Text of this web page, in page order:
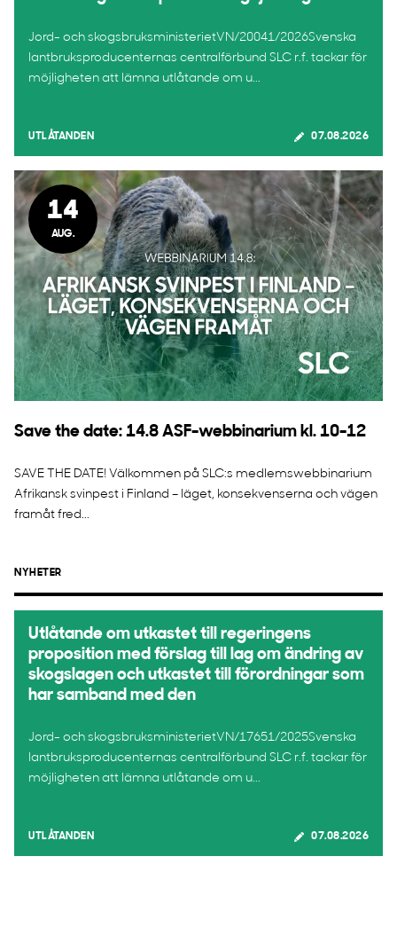
Jord- och skogsbruksministerietVN/20041/2026Svenska
lantbruksproducenternas centralförbund SLC r.f. tackar för
möjligheten att lämna utlåtande om u...
UTLÅTANDEN 07.08.2026
14
AUG.
Save the date: 14.8 ASF-webbinarium kl. 10-12
SAVE THE DATE! Välkommen på SLC:s medlemswebbinarium
Afrikansk svinpest i Finland – läget, konsekvenserna och vägen
framåt fred...
NYHETER
Utlåtande om utkastet till regeringens
proposition med förslag till lag om ändring av
skogslagen och utkastet till förordningar som
har samband med den
Jord- och skogsbruksministerietVN/17651/2025Svenska
lantbruksproducenternas centralförbund SLC r.f. tackar för
möjligheten att lämna utlåtande om u...
UTLÅTANDEN 07.08.2026